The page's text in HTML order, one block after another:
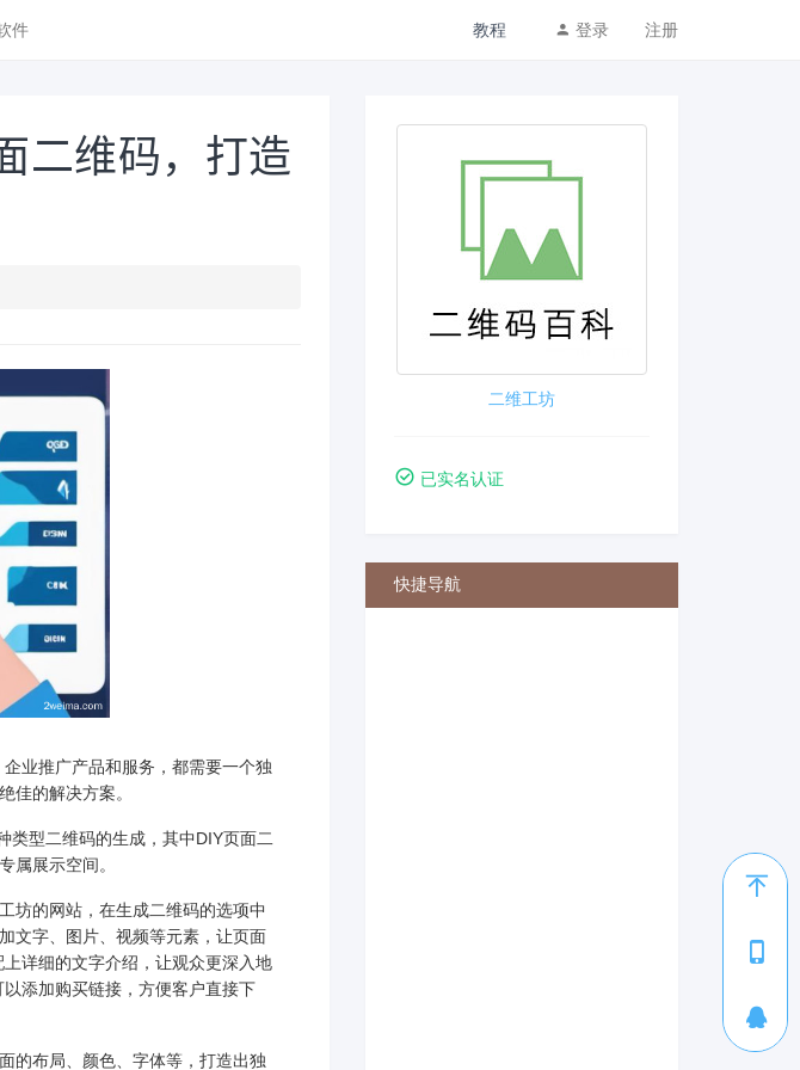
件 教程 登录 注册
二维码，打造
业推广产品和服务，都需要一个独
佳的解决方案。
类型二维码的生成，其中DIY页面二
属展示空间。
坊的网站，在生成二维码的选项中
文字、图片、视频等元素，让页面
详细的文字介绍，让观众更深入地
添加购买链接，方便客户直接下
的布局、颜色、字体等，打造出独
二维工坊
已实名认证
快捷导航